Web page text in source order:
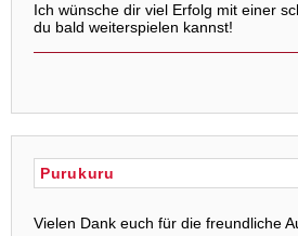
Ich wünsche dir viel Erfolg mit einer
du bald weiterspielen kannst!
Purukuru
Vielen Dank euch für die freundliche